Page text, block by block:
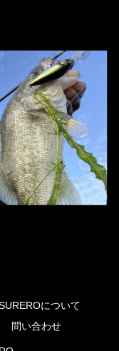
について
問い合わせ